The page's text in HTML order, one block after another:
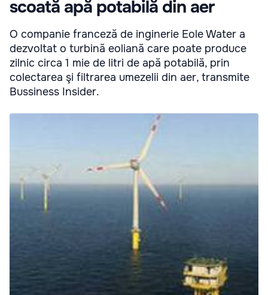
scoată apă potabilă din aer
O companie franceză de inginerie Eole Water a
dezvoltat o turbină eoliană care poate produce
zilnic circa 1 mie de litri de apă potabilă, prin
colectarea şi filtrarea umezelii din aer, transmite
Bussiness Insider.